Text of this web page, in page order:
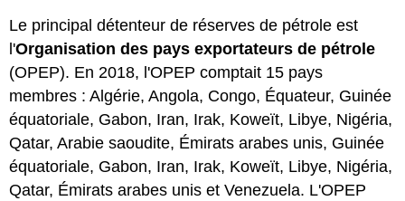
Le principal détenteur de réserves de pétrole est
l'Organisation des pays exportateurs de pétrole
(OPEP). En 2018, l'OPEP comptait 15 pays
membres : Algérie, Angola, Congo, Équateur, Guinée
équatoriale, Gabon, Iran, Irak, Koweït, Libye, Nigéria,
Qatar, Arabie saoudite, Émirats arabes unis, Guinée
équatoriale, Gabon, Iran, Irak, Koweït, Libye, Nigéria,
Qatar, Émirats arabes unis et Venezuela. L'OPEP